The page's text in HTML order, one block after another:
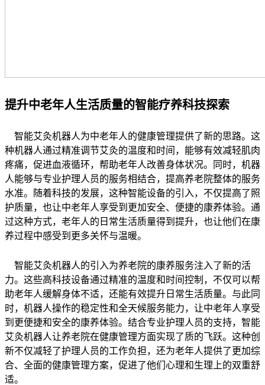
提升中老年人生活质量的智能疗养科技探索
智能艾灸机器人为中老年人的健康管理提供了新的思路。这
种机器人通过精准调节艾灸的温度和时间，能够有效减轻肌肉
疼痛，促进血液循环，帮助老年人改善身体状况。同时，机器
人能够与专业护理人员的服务相结合，提高养老院整体的服务
水准。随着科技的发展，这种智能设备的引入，不仅提高了照
护质量，也让中老年人享受到更加安全、便捷的康养体验。通
过这种方式，老年人的日常生活质量得到提升，也让他们在康
养过程中感受到更多关怀与温暖。
智能艾灸机器人的引入为养老院的康养服务注入了新的活
力。这些高科技设备通过精准的温度和时间控制，不仅可以帮
助老年人缓解身体不适，还能有效提升日常生活质量。与此同
时，机器人操作的稳定性和全天候服务能力，让中老年人享受
到更便捷和安全的康养体验。结合专业护理人员的支持，智能
艾灸机器人让养老院在健康管理方面实现了质的飞跃。这种创
新不仅减轻了护理人员的工作负担，还为老年人提供了更加综
合、全面的健康管理方案，促进了他们心理和生理上的双重舒
适。